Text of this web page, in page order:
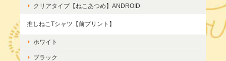
クリアタイプ【ねこあつめ】ANDROID
推しねこTシャツ【前プリント】
ホワイト
ブラック